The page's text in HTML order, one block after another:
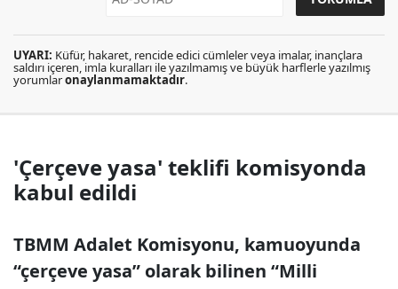
UYARI: Küfür, hakaret, rencide edici cümleler veya imalar, inançlara
saldırı içeren, imla kuralları ile yazılmamış ve büyük harflerle yazılmış
yorumlaronaylanmamaktadır.
'Çerçeve yasa' teklifi komisyonda
kabul edildi
TBMM Adalet Komisyonu, kamuoyunda
“çerçeve yasa” olarak bilinen “Milli